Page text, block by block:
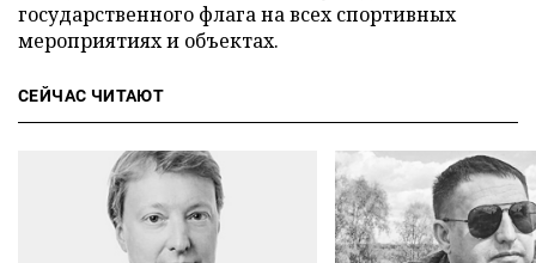
государственного флага на всех спортивных
мероприятиях и объектах.
СЕЙЧАС ЧИТАЮТ